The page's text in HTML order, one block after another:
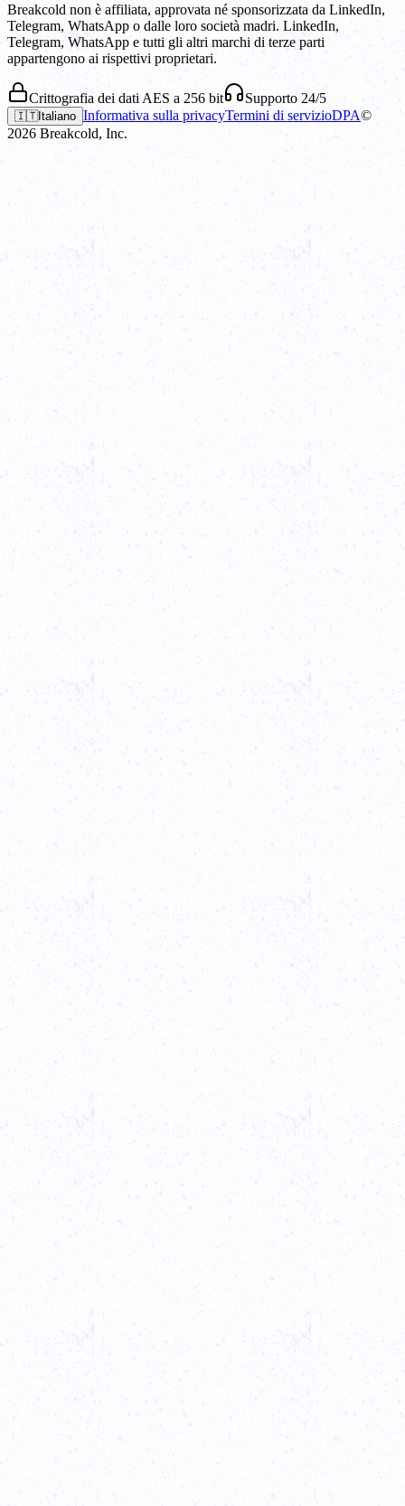
Breakcold non è affiliata, approvata né sponsorizzata da LinkedIn,
Telegram, WhatsApp o dalle loro società madri. LinkedIn,
Telegram, WhatsApp e tutti gli altri marchi di terze parti
appartengono ai rispettivi proprietari.
Crittografia dei dati AES a 256 bit Supporto 24/5
🇮🇹Italiano Informativa sulla privacyTermini di servizioDPA©
2026 Breakcold, Inc.